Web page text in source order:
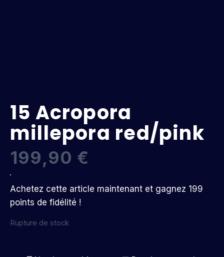
15 Acropora
millepora red/pink
199,90 €
Achetez cette article maintenant et gagnez 199
points de fidélité !
Rupture de stock